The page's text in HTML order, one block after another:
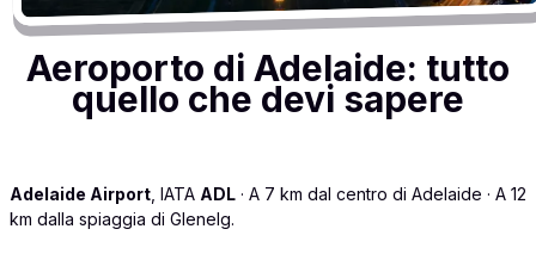
Aeroporto di Adelaide: tutto
quello che devi sapere
Adelaide Airport , IATA ADL · A 7 km dal centro di Adelaide · A 12
km dalla spiaggia di Glenelg.